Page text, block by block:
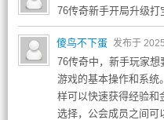
76传奇新手开局升级打
傻鸟不下蛋 发布于
76传奇中，新手玩家
游戏的基本操作和系统
样可以快速获得经验和
选择，公会成员之间可